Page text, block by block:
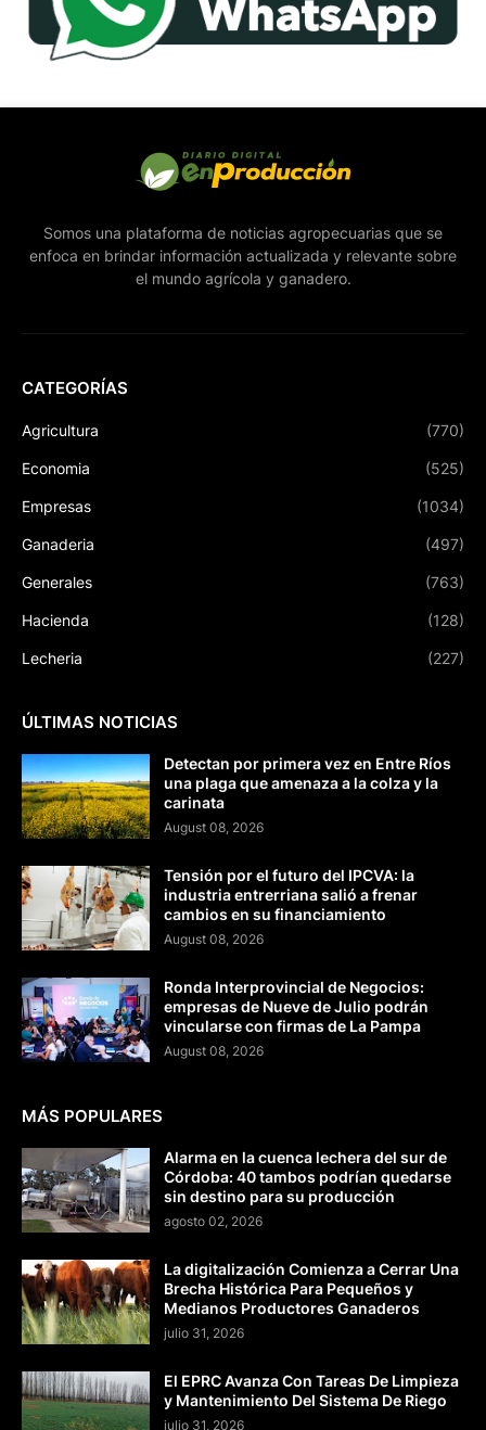
Somos una plataforma de noticias agropecuarias que se
enfoca en brindar información actualizada y relevante sobre
el mundo agrícola y ganadero.
CATEGORÍAS
Agricultura (770)
Economia (525)
Empresas (1034)
Ganaderia (497)
Generales (763)
Hacienda (128)
Lecheria (227)
ÚLTIMAS NOTICIAS
Detectan por primera vez en Entre Ríos
una plaga que amenaza a la colza y la
carinata
August 08, 2026
Tensión por el futuro del IPCVA: la
industria entrerriana salió a frenar
cambios en su financiamiento
August 08, 2026
Ronda Interprovincial de Negocios:
empresas de Nueve de Julio podrán
vincularse con firmas de La Pampa
August 08, 2026
MÁS POPULARES
Alarma en la cuenca lechera del sur de
Córdoba: 40 tambos podrían quedarse
sin destino para su producción
agosto 02, 2026
La digitalización Comienza a Cerrar Una
Brecha Histórica Para Pequeños y
Medianos Productores Ganaderos
julio 31, 2026
El EPRC Avanza Con Tareas De Limpieza
y Mantenimiento Del Sistema De Riego
julio 31, 2026